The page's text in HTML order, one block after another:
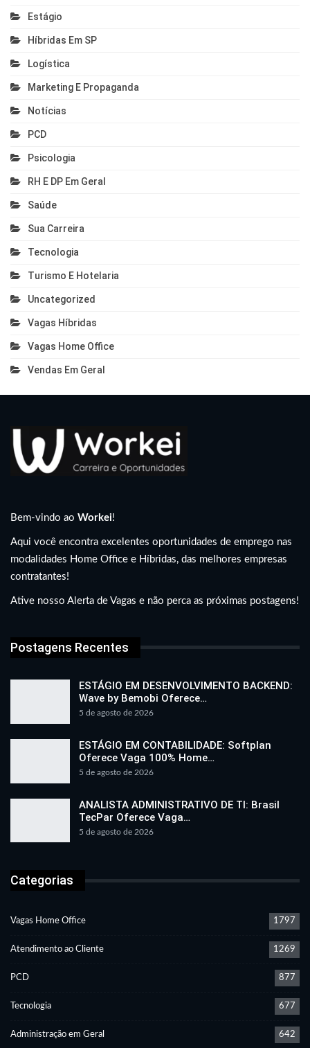
Estágio
Híbridas Em SP
Logística
Marketing E Propaganda
Notícias
PCD
Psicologia
RH E DP Em Geral
Saúde
Sua Carreira
Tecnologia
Turismo E Hotelaria
Uncategorized
Vagas Híbridas
Vagas Home Office
Vendas Em Geral
Bem-vindo ao Workei!
Aqui você encontra excelentes oportunidades de emprego nas
modalidades Home Office e Híbridas, das melhores empresas
contratantes!
Ative nosso Alerta de Vagas e não perca as próximas postagens!
Postagens Recentes
ESTÁGIO EM DESENVOLVIMENTO BACKEND:
Wave by Bemobi Oferece…
5 de agosto de 2026
ESTÁGIO EM CONTABILIDADE: Softplan
Oferece Vaga 100% Home…
5 de agosto de 2026
ANALISTA ADMINISTRATIVO DE TI: Brasil
TecPar Oferece Vaga…
5 de agosto de 2026
Categorias
Vagas Home Office 1797
Atendimento ao Cliente 1269
PCD 877
Tecnologia 677
Administração em Geral 642